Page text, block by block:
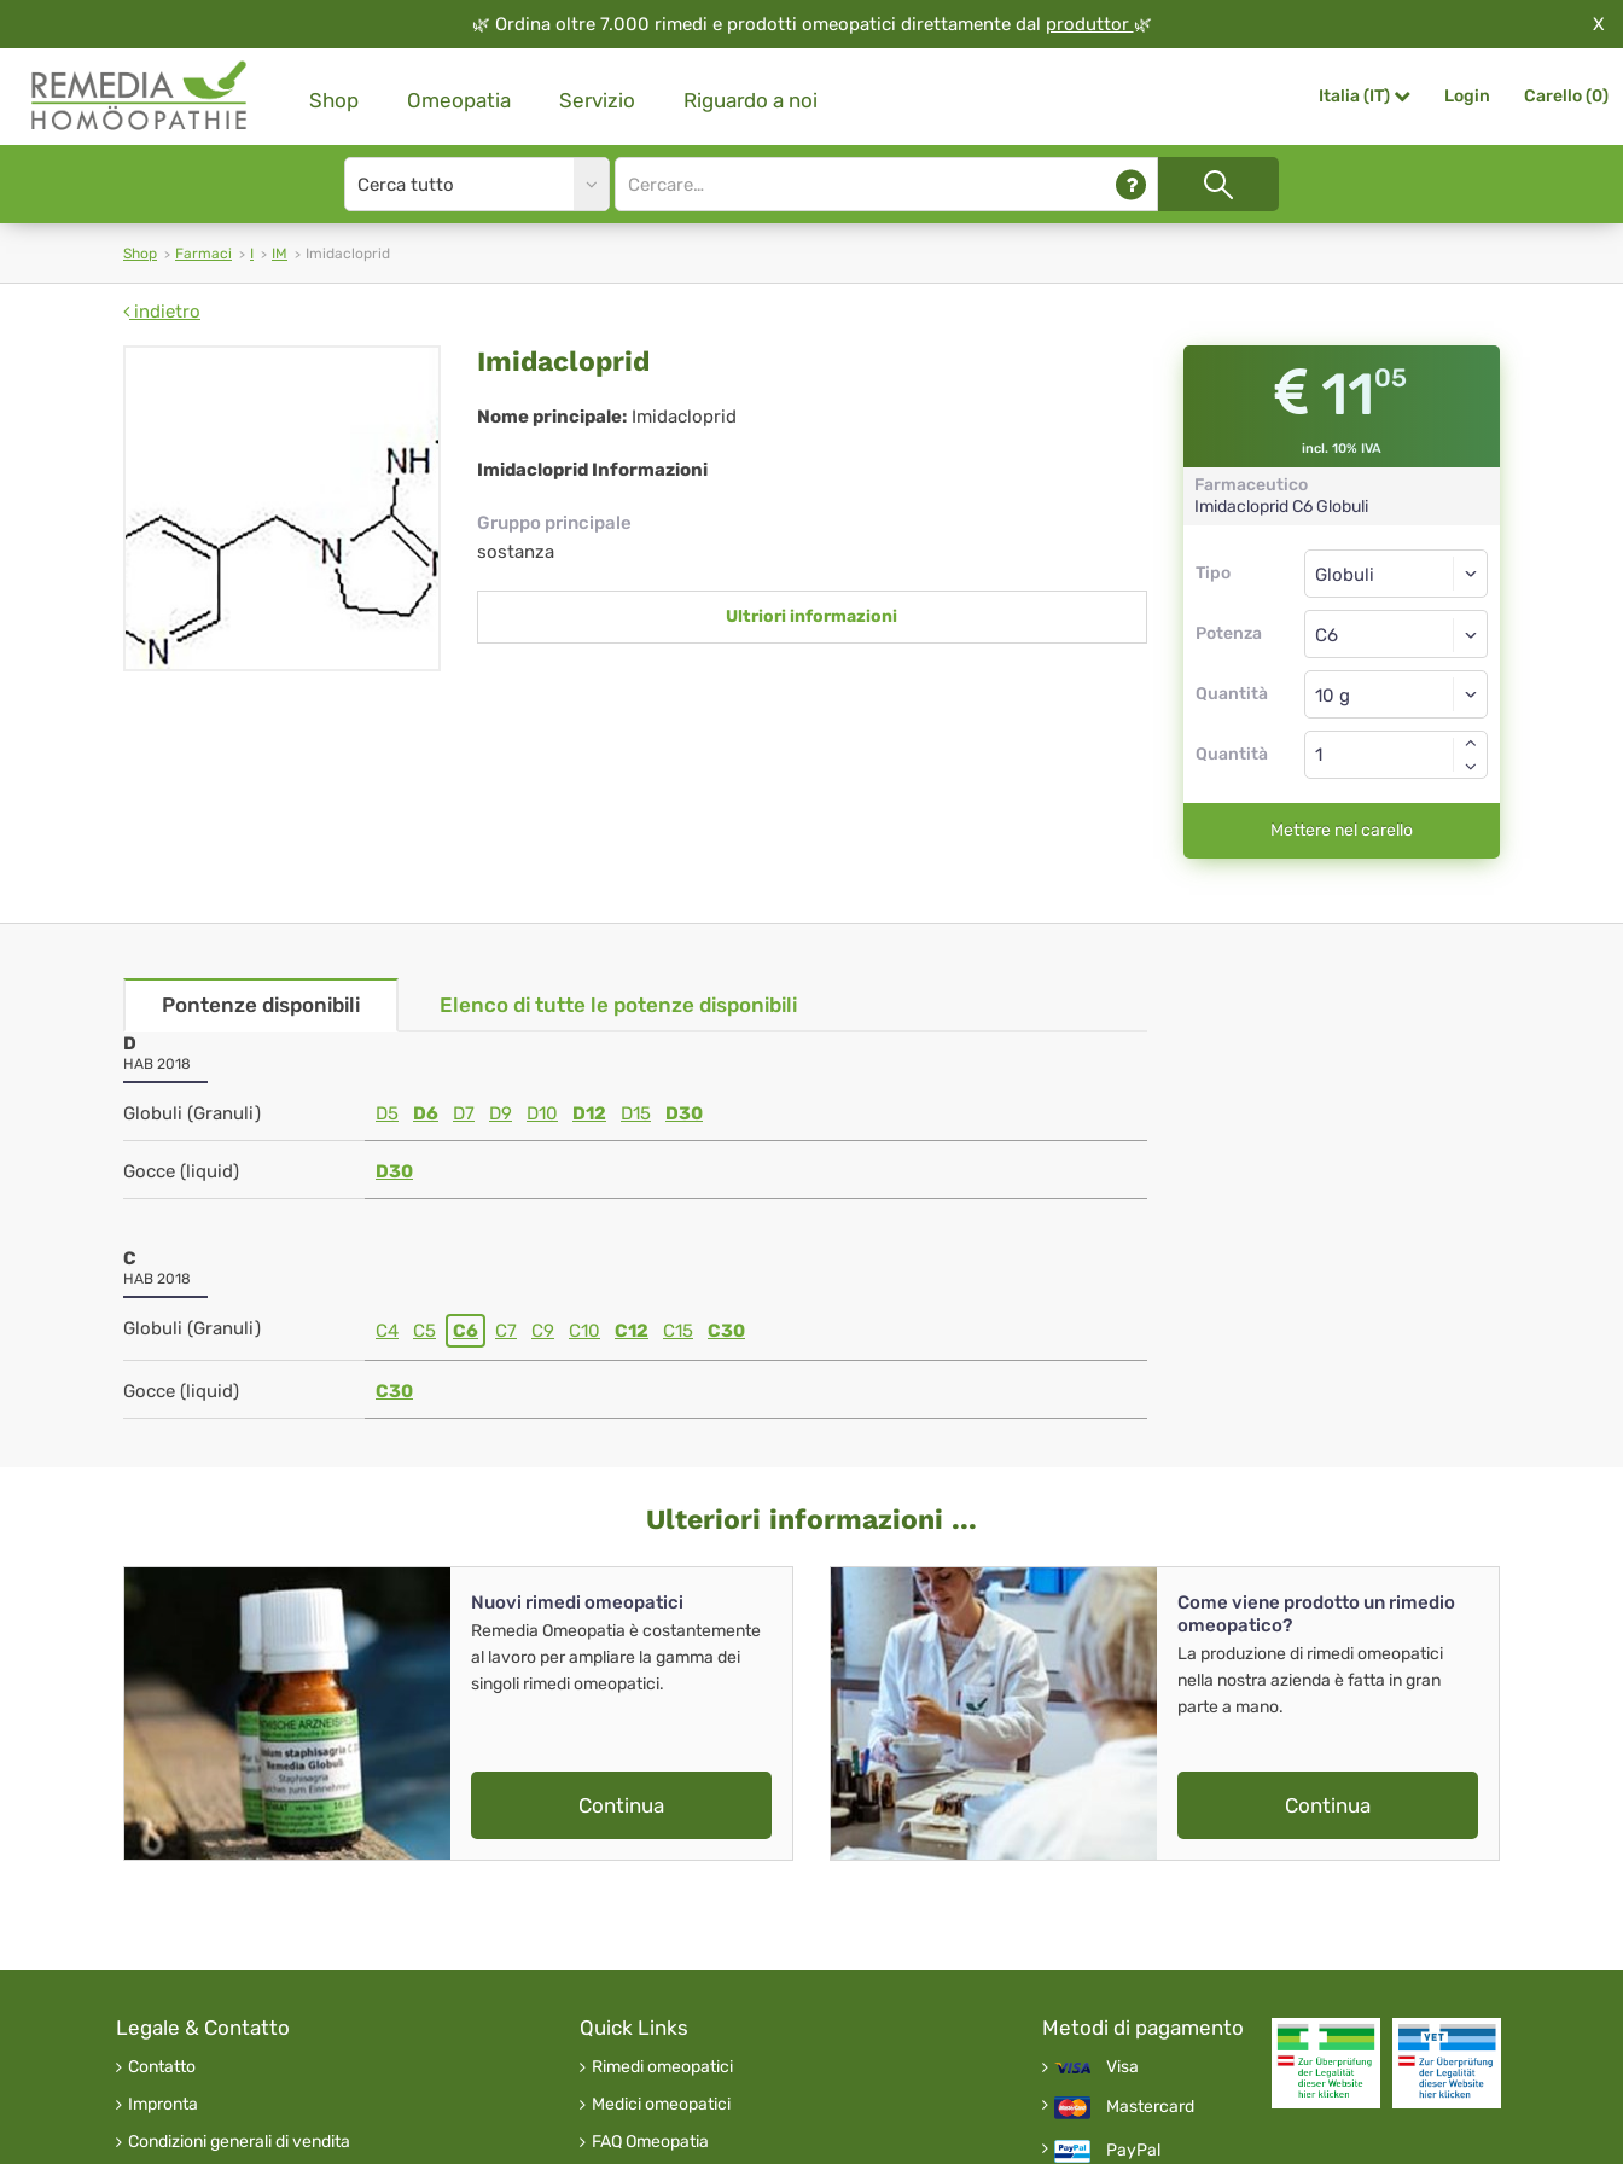
🌿 Ordina oltre 7.000 rimedi e prodotti omeopatici direttamente dal produttor 🌿 X
Shop Omeopatia Servizio Riguardo a noi Italia (IT) Login Carello (0)
Search
type
Site
search
Shop Farmaci I IM Imidacloprid
indietro
Imidacloprid
Imidacloprid
Nome principale: Imidacloprid
Imidacloprid Informazioni
Gruppo principale
sostanza
Ultriori informazioni
1105
incl. 10% IVA
Farmaceutico
ImidaclopridC6 Globuli
Tipo
Tipo
Potenza
Globuli
C6
Quantità
Globuli
Quantità
Mettere nel carello
Pontenze disponibili Elenco di tutte le potenze disponibili
D
HAB 2018
Globuli (Granuli) D5 D6 D7 D9 D10 D12 D15 D30
Gocce (liquid) D30
C
HAB 2018
Globuli (Granuli) C4 C5 C6 C7 C9 C10 C12 C15 C30
Gocce (liquid) C30
Ulteriori informazioni ...
Nuovi rimedi omeopatici
Remedia Omeopatia è costantemente
al lavoro per ampliare la gamma dei
singoli rimedi omeopatici.
Continua
Come viene prodotto un rimedio
omeopatico?
La produzione di rimedi omeopatici
nella nostra azienda è fatta in gran
parte a mano.
Continua
Legale & Contatto
Contatto
Impronta
Condizioni generali di vendita
Quick Links
Rimedi omeopatici
Medici omeopatici
FAQ Omeopatia
Metodi di pagamento
Visa
Mastercard
PayPal